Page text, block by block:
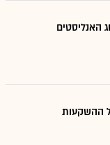
האנליסטים
ההשקעות